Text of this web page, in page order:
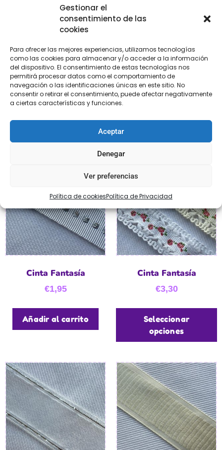
Gestionar el
consentimiento de las
cookies
Para ofrecer las mejores experiencias, utilizamos tecnologías
como las cookies para almacenar y/o acceder a la información
del dispositivo. El consentimiento de estas tecnologías nos
permitirá procesar datos como el comportamiento de
navegación o las identificaciones únicas en este sitio. No
consentir o retirar el consentimiento, puede afectar negativamente
a ciertas características y funciones.
Aceptar
Denegar
Ver preferencias
Política de cookiesPolítica de Privacidad
Cinta Fantasía
€1,95
Cinta Fantasía
€2,95
Cinta Fantasía
€1,95
Añadir al carrito
Cinta Fantasía
€3,30
Seleccionar
opciones